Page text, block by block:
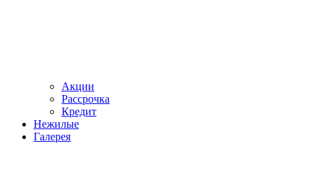
Акции
Рассрочка
Кредит
Нежилые
Галерея